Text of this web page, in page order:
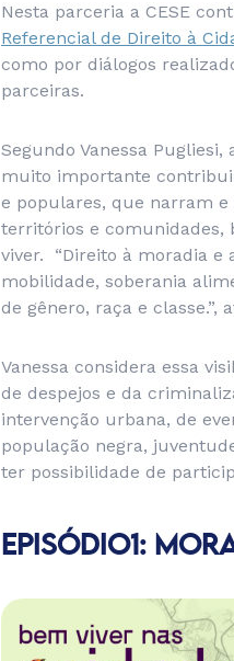
Nesta parceria a CESE
Referencial de Direito à
como por diálogos
parceiras.
Segundo Vanessa
muito importante
e populares, que narram
territórios e comunidades,
viver. “Direito à moradia e
mobilidade, soberania
de gênero, raça e classe.”,
Vanessa considera essa
de despejos e da
intervenção urbana, de
população negra,
ter possibilidade de
EPISÓDIO1: